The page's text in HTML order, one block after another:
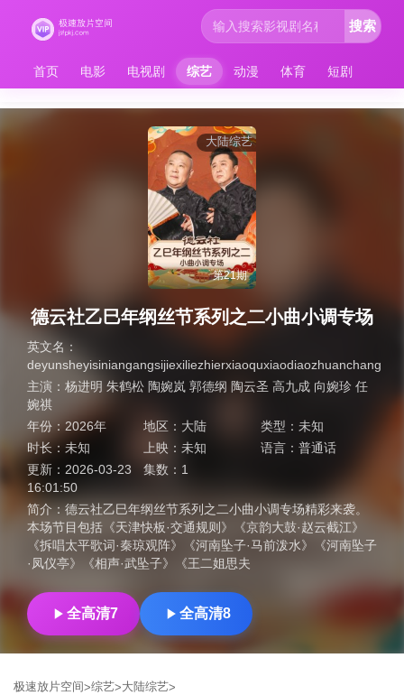
首页 电影 电视剧 综艺 动漫 体育 短剧
搜索
大陆综艺
第21期
德云社乙巳年纲丝节系列之二小曲小调专场
英文名：
deyunsheyisiniangangsijiexiliezhierxiaoquxiaodiaozhuanchang
主演： 杨进明 朱鹤松 陶婉岚 郭德纲 陶云圣 高九成 向婉珍 任
婉祺
年份： 2026年 地区： 大陆 类型： 未知
时长： 未知 上映：未知 语言： 普通话
更新： 2026-03-23
16:01:50
集数： 1
简介： 德云社乙巳年纲丝节系列之二小曲小调专场精彩来袭。
本场节目包括《天津快板·交通规则》《京韵大鼓·赵云截江》
《拆唱太平歌词·秦琼观阵》《河南坠子·马前泼水》《河南坠子
·凤仪亭》《相声·武坠子》《王二姐思夫
全高清7 全高清8
极速放片空间>综艺>大陆综艺>